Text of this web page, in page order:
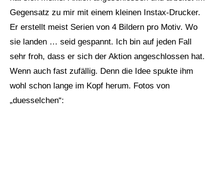
Gegensatz zu mir mit einem kleinen Instax-Drucker.
Er erstellt meist Serien von 4 Bildern pro Motiv. Wo
sie landen … seid gespannt. Ich bin auf jeden Fall
sehr froh, dass er sich der Aktion angeschlossen hat.
Wenn auch fast zufällig. Denn die Idee spukte ihm
wohl schon lange im Kopf herum. Fotos von
„duesselchen“: